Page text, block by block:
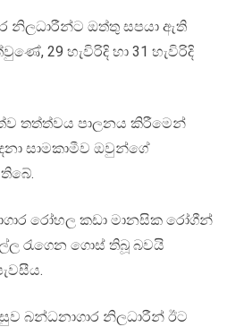
නිලධාරීන්ට ඔත්තු සපයා ඇති
29 හැවිරිදි හා 31 හැවිරිදි
තත්ත්වය පාලනය කිරීමෙන්
සාමකාමීව ඔවුන්ගේ
රෝහල කඩා මානසික රෝගීන්
රැගෙන ගොස් තිබූ බවයි
බන්ධනාගාර නිලධාරීන් ඊට